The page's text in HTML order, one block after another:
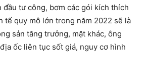
đầu tư công, bơm các gói kích thích
tế quy mô lớn trong năm 2022 sẽ là
sản tăng trưởng, mặt khác, ông
ốc liên tục sốt giá, nguy cơ hình